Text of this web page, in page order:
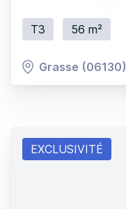
T3 56 m²
Grasse (06130)
EXCLUSIVITÉ